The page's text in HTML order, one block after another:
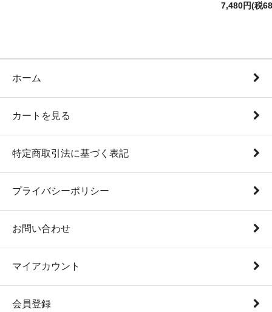
7,480円(税
ホーム
カートを見る
特定商取引法に基づく表記
プライバシーポリシー
お問い合わせ
マイアカウント
会員登録